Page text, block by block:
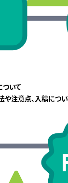
ついて
注意点、入稿につ